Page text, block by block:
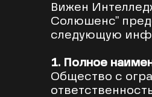
Вижен
Солюшенс"
следующую
1. Полное
Общество с